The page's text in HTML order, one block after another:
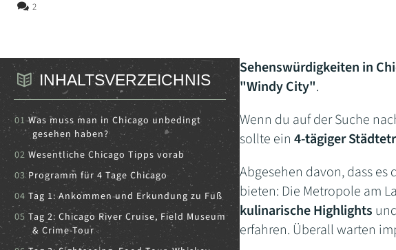
2
Sehenswürdigkeiten in
"Windy City".
Wenn du auf der Suche
sollte ein 4-tägiger
Abgesehen davon, dass es
bieten: Die Metropole am
kulinarische Highlights
erfahren. Überall warten
INHALTSVERZEICHNIS
Was muss man in Chicago unbedingt
gesehen haben?
Wesentliche Chicago Tipps vorab
Programm für 4 Tage Chicago
Tag 1: Ankommen und Erkundung zu Fuß
Tag 2: Chicago River Cruise, Field Museum
& Crime-Tour